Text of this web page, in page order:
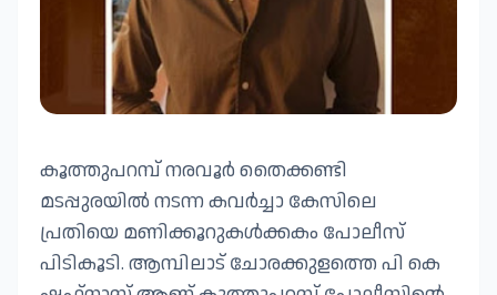
കൂത്തുപറമ്പ് നരവൂർ തൈക്കണ്ടി
മടപ്പുരയിൽ നടന്ന കവർച്ചാ കേസിലെ
പ്രതിയെ മണിക്കൂറുകൾക്കകം പോലീസ്
പിടികൂടി. ആമ്പിലാട് ചോരക്കുളത്തെ പി കെ